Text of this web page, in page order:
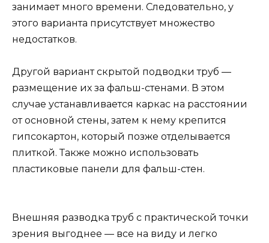
занимает много времени. Следовательно, у
этого варианта присутствует множество
недостатков.
Другой вариант скрытой подводки труб —
размещение их за фальш-стенами. В этом
случае устанавливается каркас на расстоянии
от основной стены, затем к нему крепится
гипсокартон, который позже отделывается
плиткой. Также можно использовать
пластиковые панели для фальш-стен.
Внешняя разводка труб с практической точки
зрения выгоднее — все на виду и легко